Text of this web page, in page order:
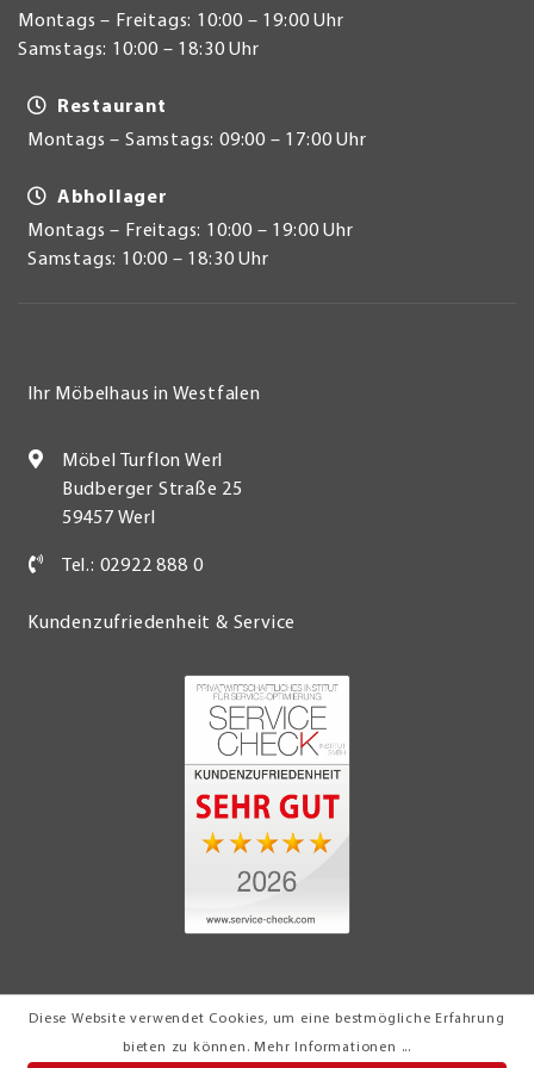
Diese Website verwendet Cookies, um eine bestmögliche Erfahrung
bieten zu können. Mehr Informationen ...
Montags – Freitags: 10:00 – 19:00 Uhr
Samstags: 10:00 – 18:30 Uhr
Restaurant
Montags – Samstags: 09:00 – 17:00 Uhr
Abhollager
Montags – Freitags: 10:00 – 19:00 Uhr
Samstags: 10:00 – 18:30 Uhr
Ihr Möbelhaus in Westfalen
Möbel Turflon Werl
Budberger Straße 25
59457 Werl
Tel.: 02922 888 0
Kundenzufriedenheit & Service
Klemens Münstermann GmbH & Co. KG